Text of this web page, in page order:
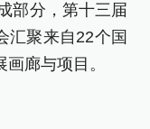
部分，第十三届
汇聚来自22个国
廊与项目。